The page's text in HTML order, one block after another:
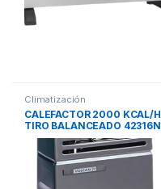
Climatización
CALEFACTOR 2000 KCAL/H
TIRO BALANCEADO 42316N
VOLCAN